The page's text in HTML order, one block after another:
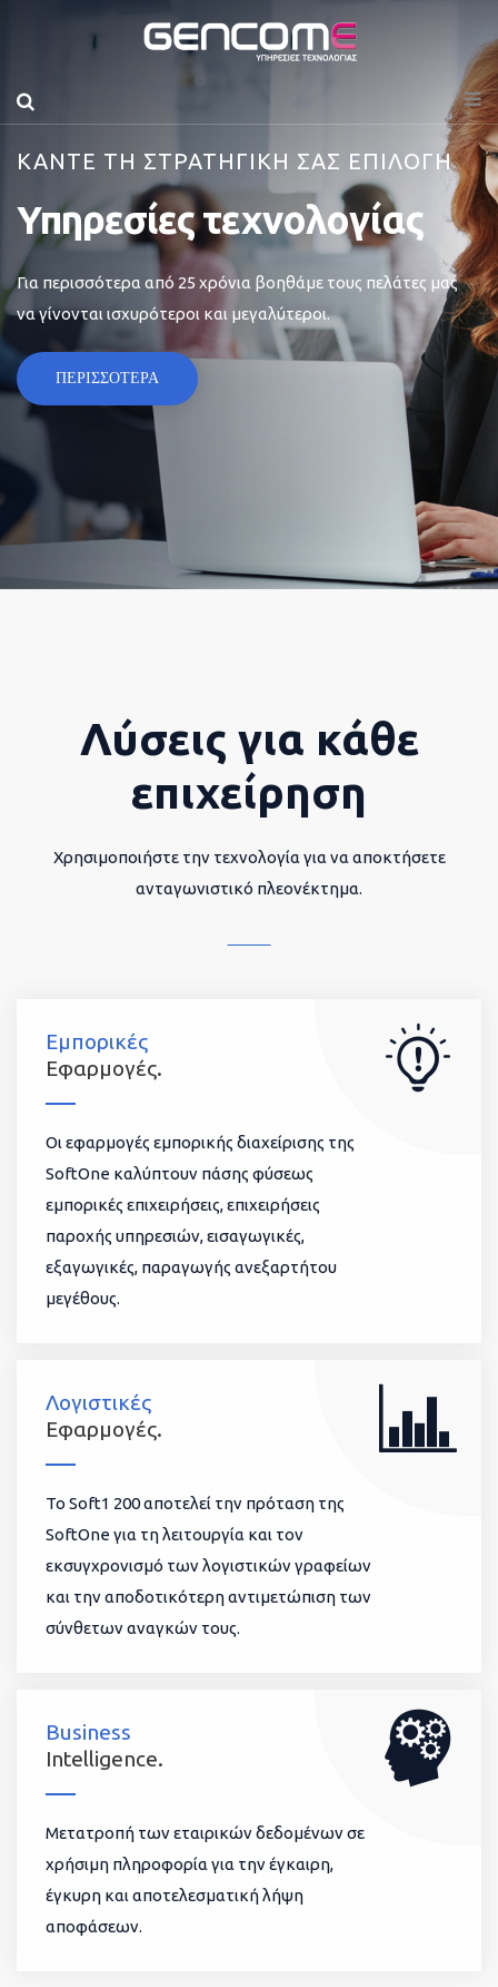
ΚΑΝΤΕ ΤΗ ΣΤΡΑΤΗΓΙΚΗ ΣΑΣ ΕΠΙΛΟΓΗ
Υπηρεσίες τεχνολογίας
Για περισσότερα από 25 χρόνια βοηθάμε τους πελάτες μας
να γίνονται ισχυρότεροι και μεγαλύτεροι.
ΠΕΡΙΣΣΟΤΕΡΑ
Λύσεις για κάθε
επιχείρηση
Χρησιμοποιήστε την τεχνολογία για να αποκτήσετε
ανταγωνιστικό πλεονέκτημα.
Εμπορικές
Εφαρμογές.
Οι εφαρμογές εμπορικής διαχείρισης της
SoftOne καλύπτουν πάσης φύσεως
εμπορικές επιχειρήσεις, επιχειρήσεις
παροχής υπηρεσιών, εισαγωγικές,
εξαγωγικές, παραγωγής ανεξαρτήτου
μεγέθους.
Λογιστικές
Εφαρμογές.
To Soft1 200 αποτελεί την πρόταση της
SoftOne για τη λειτουργία και τον
εκσυγχρονισμό των λογιστικών γραφείων
και την αποδοτικότερη αντιμετώπιση των
σύνθετων αναγκών τους.
Business
Intelligence.
Μετατροπή των εταιρικών δεδομένων σε
χρήσιμη πληροφορία για την έγκαιρη,
έγκυρη και αποτελεσματική λήψη
αποφάσεων.